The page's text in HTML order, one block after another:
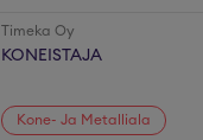
Timeka Oy
KONEISTAJA
Kone- Ja Metalliala